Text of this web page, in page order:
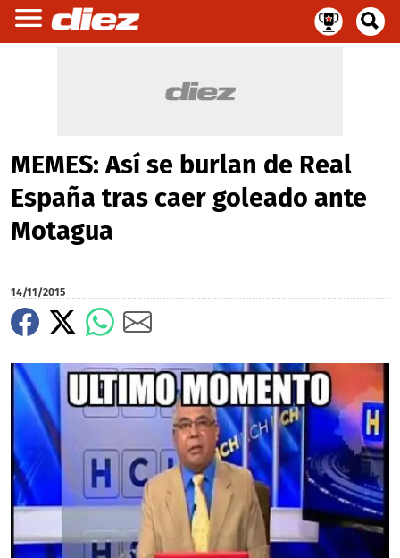
MEMES: Así se burlan de Real
España tras caer goleado ante
Motagua
14/11/2015